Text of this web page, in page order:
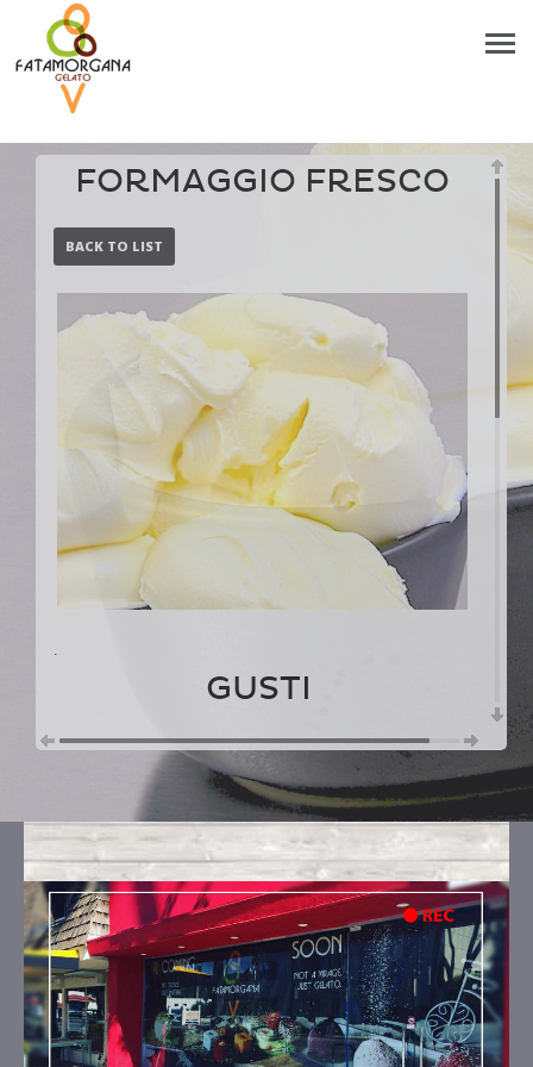
FORMAGGIO FRESCO
BACK TO LIST
.
GUSTI
CHEESECAKE ALLE FRAGOLE
Ingredienti:latte fresco intero a.q., formaggio
fresco, tuorlo d'uovo, salsa di fragole (fragole,
zucchero)
CHEESECAKE MIRTILLI